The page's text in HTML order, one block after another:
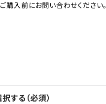
購入前にお問い合わせください。
する（必須）